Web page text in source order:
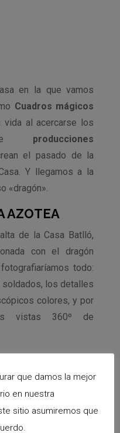
en la que vamos
Cuadros mágicos
vida al acercarse los
producciones
el pasado de la
Y llegamos a la
«dragón».
AZOTEA
de la Casa Batlló,
con el dragón
todo:
soldados, los detalles
colores, y por
vistas 360º de
que damos la mejor
en nuestra
sitio asumiremos que